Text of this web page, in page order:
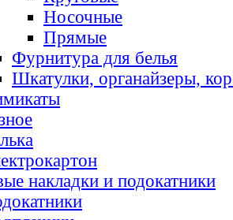
Носочные
Прямые
Фурнитура для белья
Шкатулки, органайзеры,
накладки и подокатники